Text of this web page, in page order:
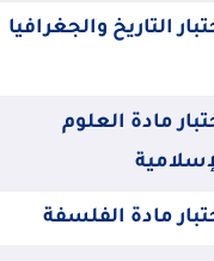
تصحيح اختبار
تصحيح اختبار
الإسلامية
تصحيح اختبار